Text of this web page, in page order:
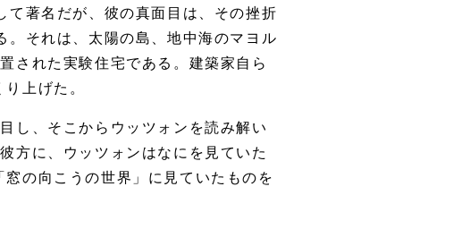
著名だが、彼の真面目は、その挫折
それは、太陽の島、地中海のマヨル
された実験住宅である。建築家自ら
上げた。
し、そこからウッツォンを読み解い
方に、ウッツォンはなにを見ていた
の向こうの世界」に見ていたものを